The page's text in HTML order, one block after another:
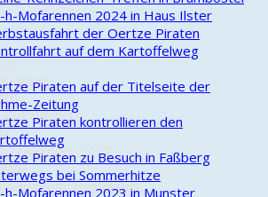
Rufnummern
2026
Heidekreis
h-Mofarennen 2024 in Haus Ilster
der Oertze Piraten
auf dem Kartoffelweg
Piraten auf der Titelseite der
Zeitung
Piraten kontrollieren den
Piraten zu Besuch in Faßberg
bei Sommerhitze
h-Mofarennen 2023 in Munster